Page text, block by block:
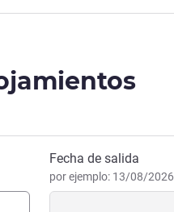
Fecha de salida
por ejemplo: 13/08/2026